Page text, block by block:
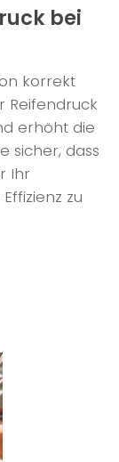
bei
korrekt
Reifendruck
erhöht die
sicher, dass
Ihr
zu